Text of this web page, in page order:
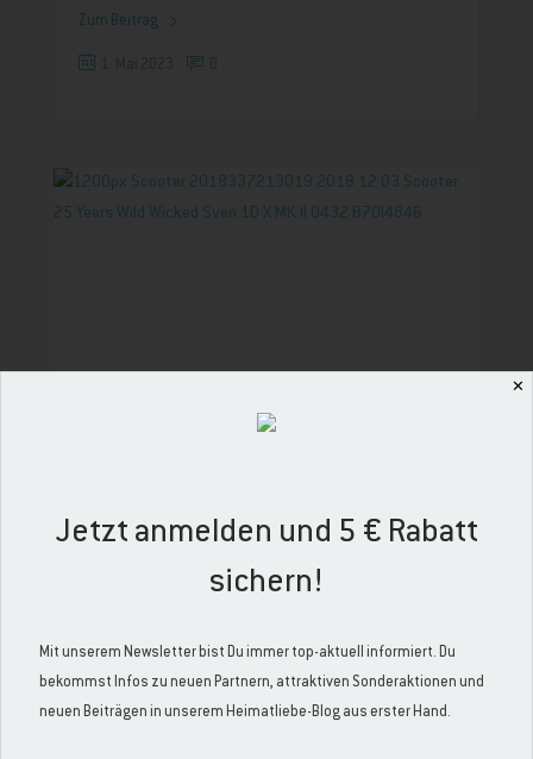
Zum Beitrag
Kultur & Geschichte Reisen & Erleben
Ostfriesland
Dass die Ostfriesen allgemein ein besonderes
Völkchen sind, haben wir hier ja schon des öfteren
✕
Jetzt anmelden und 5 € Rabatt
sichern!
Mit unserem Newsletter bist Du immer top-aktuell informiert. Du
bekommst Infos zu neuen Partnern, attraktiven Sonderaktionen und
neuen Beiträgen in unserem Heimatliebe-Blog aus erster Hand.